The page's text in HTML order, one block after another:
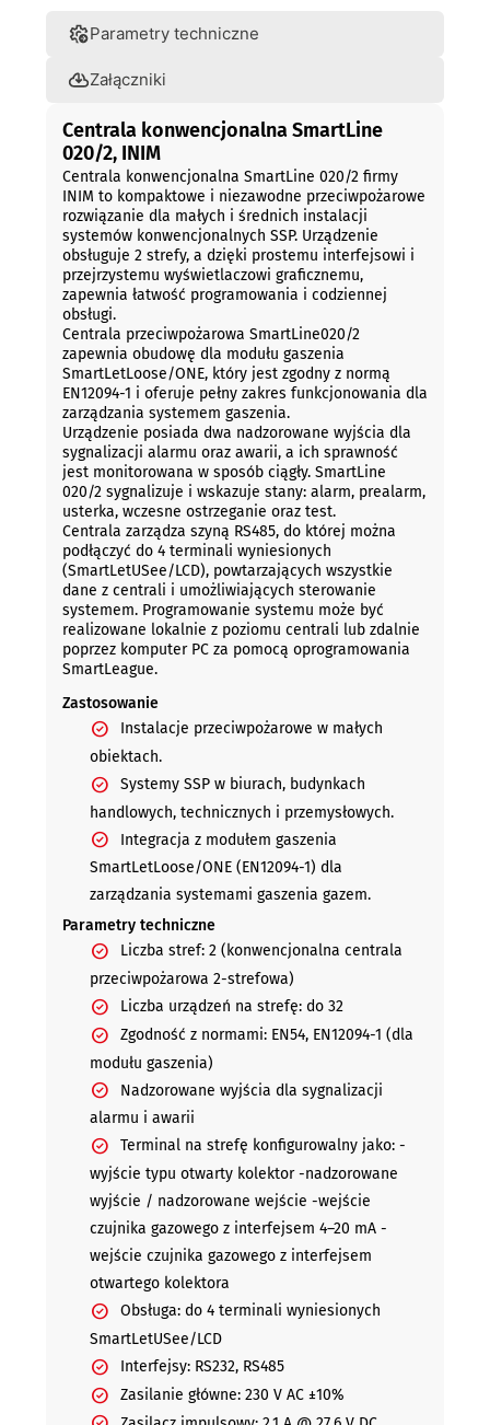
Parametry techniczne
Załączniki
Centrala konwencjonalna SmartLine
020/2, INIM
Centrala konwencjonalna SmartLine 020/2 firmy
INIM to kompaktowe i niezawodne przeciwpożarowe
rozwiązanie dla małych i średnich instalacji
systemów konwencjonalnych SSP. Urządzenie
obsługuje 2 strefy, a dzięki prostemu interfejsowi i
przejrzystemu wyświetlaczowi graficznemu,
zapewnia łatwość programowania i codziennej
obsługi.
Centrala przeciwpożarowa SmartLine020/2
zapewnia obudowę dla modułu gaszenia
SmartLetLoose/ONE, który jest zgodny z normą
EN12094-1 i oferuje pełny zakres funkcjonowania dla
zarządzania systemem gaszenia.
Urządzenie posiada dwa nadzorowane wyjścia dla
sygnalizacji alarmu oraz awarii, a ich sprawność
jest monitorowana w sposób ciągły. SmartLine
020/2 sygnalizuje i wskazuje stany: alarm, prealarm,
usterka, wczesne ostrzeganie oraz test.
Centrala zarządza szyną RS485, do której można
podłączyć do 4 terminali wyniesionych
(SmartLetUSee/LCD), powtarzających wszystkie
dane z centrali i umożliwiających sterowanie
systemem. Programowanie systemu może być
realizowane lokalnie z poziomu centrali lub zdalnie
poprzez komputer PC za pomocą oprogramowania
SmartLeague.
Zastosowanie
Instalacje przeciwpożarowe w małych
obiektach.
Systemy SSP w biurach, budynkach
handlowych, technicznych i przemysłowych.
Integracja z modułem gaszenia
SmartLetLoose/ONE (EN12094-1) dla
zarządzania systemami gaszenia gazem.
Parametry techniczne
Liczba stref: 2 (konwencjonalna centrala
przeciwpożarowa 2-strefowa)
Liczba urządzeń na strefę: do 32
Zgodność z normami: EN54, EN12094-1 (dla
modułu gaszenia)
Nadzorowane wyjścia dla sygnalizacji
alarmu i awarii
Terminal na strefę konfigurowalny jako: -
wyjście typu otwarty kolektor -nadzorowane
wyjście / nadzorowane wejście -wejście
czujnika gazowego z interfejsem 4–20 mA -
wejście czujnika gazowego z interfejsem
otwartego kolektora
Obsługa: do 4 terminali wyniesionych
SmartLetUSee/LCD
Interfejsy: RS232, RS485
Zasilanie główne: 230 V AC ±10%